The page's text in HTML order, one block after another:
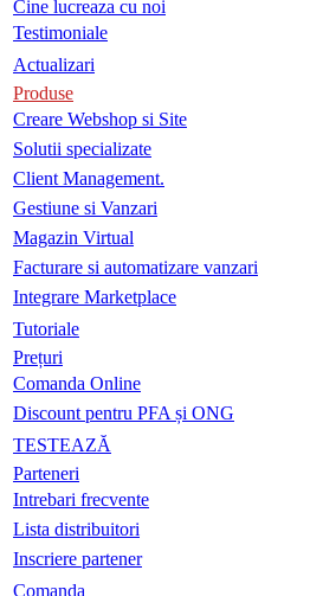
Cine lucreaza cu noi
Testimoniale
Actualizari
Produse
Creare Webshop si Site
Solutii specializate
Client Management.
Gestiune si Vanzari
Magazin Virtual
Facturare si automatizare vanzari
Integrare Marketplace
Tutoriale
Prețuri
Comanda Online
Discount pentru PFA și ONG
TESTEAZĂ
Parteneri
Intrebari frecvente
Lista distribuitori
Inscriere partener
Comanda